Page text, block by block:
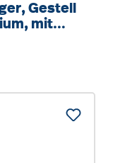
Gestell
mit